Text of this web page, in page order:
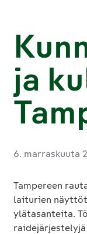
ja
6. marraskuuta
Tampereen
laiturien
ylätasanteita.